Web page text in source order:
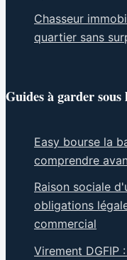
Chasseur
quartier sans
Guides à garder
Easy bourse la
comprendre
Raison sociale
obligations
commercial
Virement DGFIP